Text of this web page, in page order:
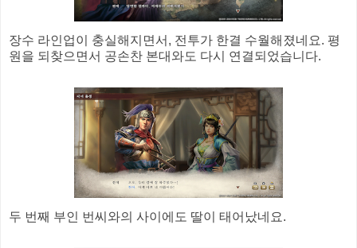
장수 라인업이 충실해지면서, 전투가 한결 수월해졌네요. 평
원을 되찾으면서 공손찬 본대와도 다시 연결되었습니다.
두 번째 부인 번씨와의 사이에도 딸이 태어났네요.